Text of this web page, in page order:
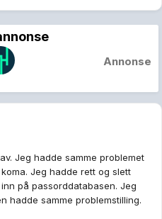
Annonse
Jeg hadde samme problemet
Jeg hadde rett og slett
på passorddatabasen. Jeg
hadde samme problemstilling.